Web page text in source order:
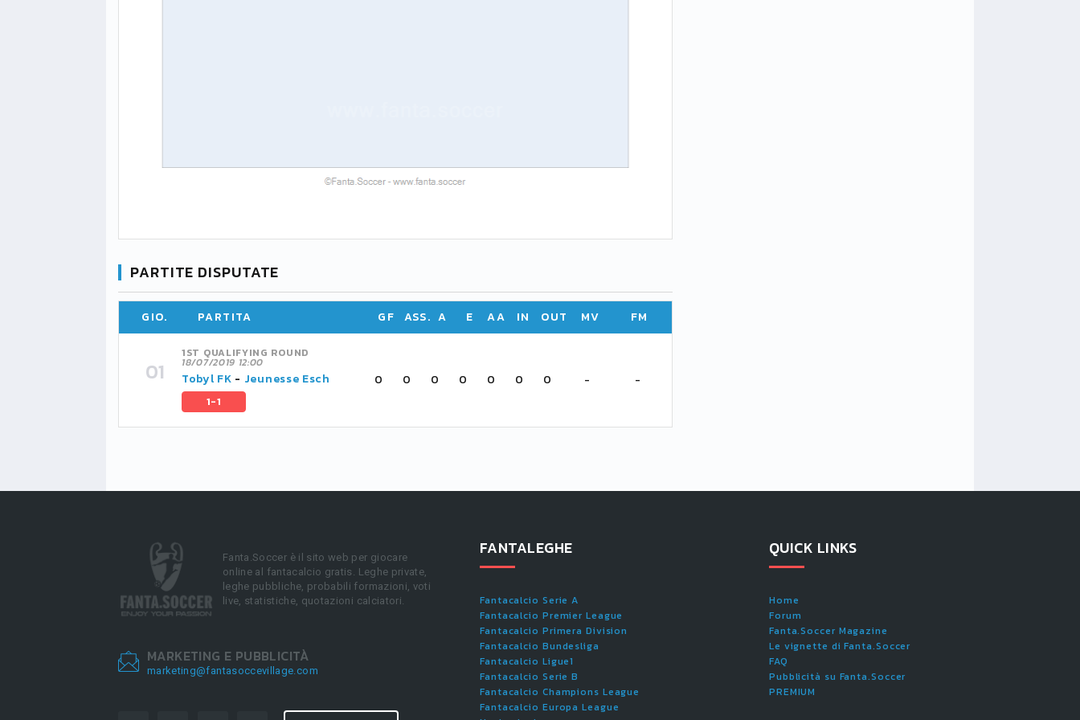
PARTITE DISPUTATE
GIO. PARTITA GF ASS. A E AA IN OUT MV FM
1ST QUALIFYING ROUND
18/07/2019 12:00
Tobyl FK - Jeunesse Esch
1-1
0 0 0 0 0 0 0 - -
Fanta.Soccer è il sito web per giocare
online al fantacalcio gratis. Leghe private,
leghe pubbliche, probabili formazioni, voti
live, statistiche, quotazioni calciatori.
MARKETING E PUBBLICITÀ
marketing@fantasoccevillage.com
FANTALEGHE
Fantacalcio Serie A
Fantacalcio Premier League
Fantacalcio Primera Division
Fantacalcio Bundesliga
Fantacalcio Ligue1
Fantacalcio Serie B
Fantacalcio Champions League
Fantacalcio Europa League
QUICK LINKS
Home
Forum
Fanta.Soccer Magazine
Le vignette di Fanta.Soccer
FAQ
Pubblicità su Fanta.Soccer
PREMIUM